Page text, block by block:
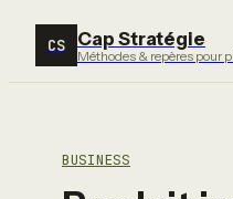
CS Cap Stratégie
Méthodes & repères pour
BUSINESS